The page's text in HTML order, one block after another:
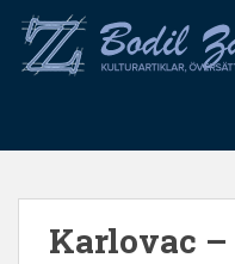
o
Karlovac –